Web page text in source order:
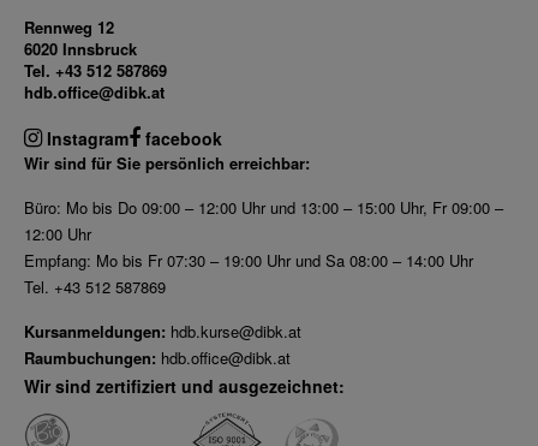
Rennweg 12
6020 Innsbruck
Tel. +43 512 587869
hdb.office@dibk.at
Instagram facebook
Wir sind für Sie persönlich erreichbar:
Büro: Mo bis Do 09:00 – 12:00 Uhr und 13:00 – 15:00 Uhr, Fr 09:00 –
12:00 Uhr
Empfang: Mo bis Fr 07:30 – 19:00 Uhr und Sa 08:00 – 14:00 Uhr
Tel. +43 512 587869
Kursanmeldungen: hdb.kurse@dibk.at
Raumbuchungen: hdb.office@dibk.at
Wir sind zertifiziert und ausgezeichnet: